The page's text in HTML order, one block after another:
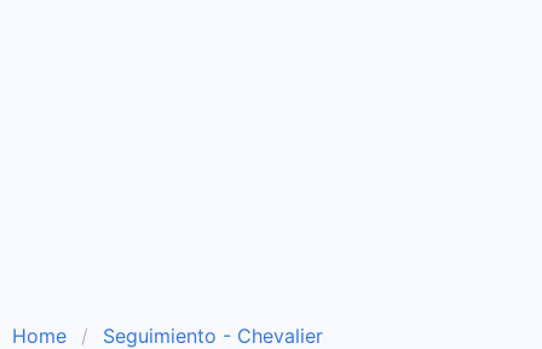
Home
Seguimiento - Chevalier